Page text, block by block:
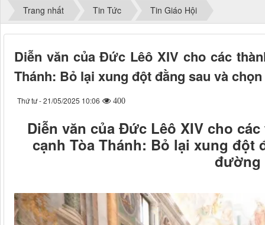
Trang nhất Tin Tức Tin Giáo Hội
Diễn văn của Đức Lêô XIV cho các
Thánh: Bỏ lại xung đột đằng sau và
Thứ tư - 21/05/2025 10:06 400
Diễn văn của Đức Lêô XIV cho
cạnh Tòa Thánh: Bỏ lại xung đột
đường